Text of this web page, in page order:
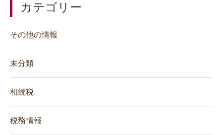
カテゴリー
その他の情報
未分類
相続税
税務情報